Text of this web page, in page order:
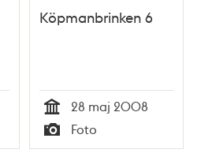
Köpmanbrinken 6
Tid
28 maj 2008
Typ
Foto